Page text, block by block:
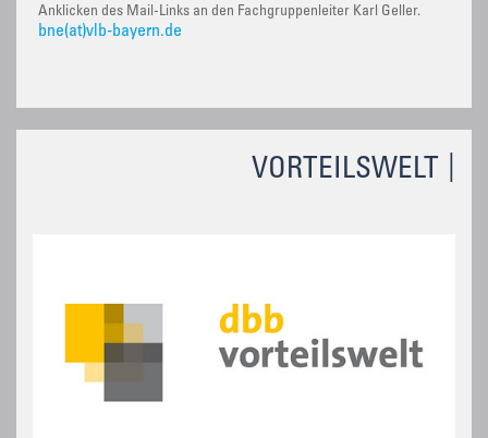
VORTEILSWELT
Anklicken des Mail-Links an den Fachgruppenleiter Karl Geller.
bne(at)vlb-bayern.de